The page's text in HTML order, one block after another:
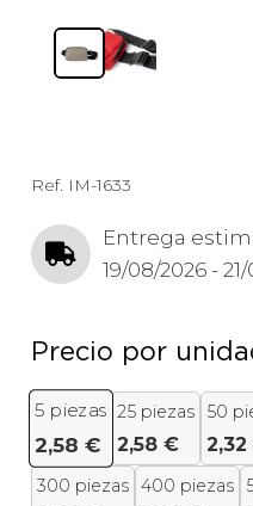
Ref. IM-1633
Entrega
19/08/2026 -
Precio por
5 piezas
2,58 €
25 piezas
2,58 €
50
2,32
300 piezas 400 piezas